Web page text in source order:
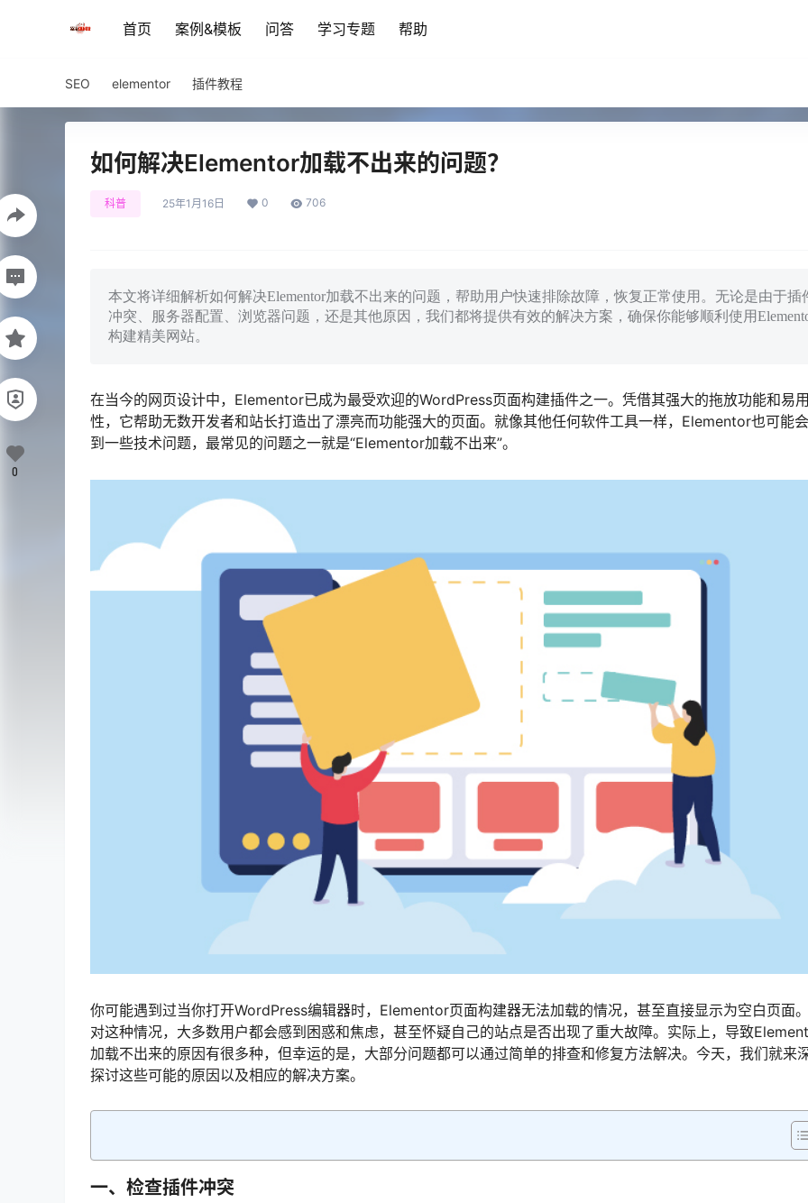
首页 案例&模板 问答 学习专题 帮助
SEO elementor 插件教程
如何解决Elementor加载不出来的问题？
科普 25年1月16日 0 706
本文将详细解析如何解决Elementor加载不出来的问题，帮助用户快速排除故障，恢复正常使用。无论是由于插
冲突、服务器配置、浏览器问题，还是其他原因，我们都将提供有效的解决方案，确保你能够顺利使用
构建精美网站。
在当今的网页设计中，Elementor已成为最受欢迎的WordPress页面构建插件之一。凭借其强大的拖放功能和易
性，它帮助无数开发者和站长打造出了漂亮而功能强大的页面。就像其他任何软件工具一样，Elementor也可能
到一些技术问题，最常见的问题之一就是“Elementor加载不出来”。
你可能遇到过当你打开WordPress编辑器时，Elementor页面构建器无法加载的情况，甚至直接显示为空白页面
对这种情况，大多数用户都会感到困惑和焦虑，甚至怀疑自己的站点是否出现了重大故障。实际上，导致
加载不出来的原因有很多种，但幸运的是，大部分问题都可以通过简单的排查和修复方法解决。今天，我们就来
探讨这些可能的原因以及相应的解决方案。
一、检查插件冲突
0